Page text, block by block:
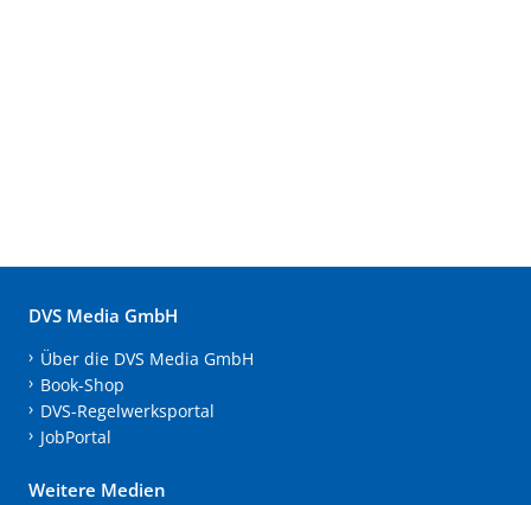
DVS Media GmbH
Über die DVS Media GmbH
Book-Shop
DVS-Regelwerksportal
JobPortal
Weitere Medien